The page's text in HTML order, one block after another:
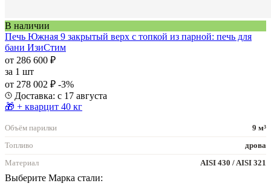
В наличии
Печь Южная 9 закрытый верх с топкой из парной: печь для
бани ИзиСтим
от 286 600 ₽
за 1 шт
от 278 002 ₽ -3%
Доставка: с 17 августа
🎁 + кварцит 40 кг
Объём парилки
9 м³
Топливо
дрова
Материал
AISI 430 / AISI 321
Выберите Марка стали: